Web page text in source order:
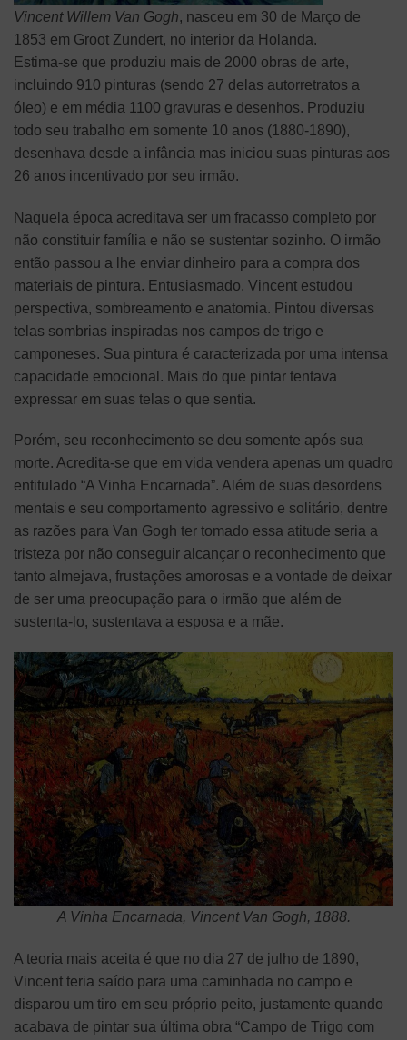
Vincent Willem Van Gogh, nasceu em 30 de Março de
1853 em Groot Zundert, no interior da Holanda.
Estima-se que produziu mais de 2000 obras de arte,
incluindo 910 pinturas (sendo 27 delas autorretratos a
óleo) e em média 1100 gravuras e desenhos. Produziu
todo seu trabalho em somente 10 anos (1880-1890),
desenhava desde a infância mas iniciou suas pinturas aos
26 anos incentivado por seu irmão.
Naquela época acreditava ser um fracasso completo por
não constituir família e não se sustentar sozinho. O irmão
então passou a lhe enviar dinheiro para a compra dos
materiais de pintura. Entusiasmado, Vincent estudou
perspectiva, sombreamento e anatomia. Pintou diversas
telas sombrias inspiradas nos campos de trigo e
camponeses. Sua pintura é caracterizada por uma intensa
capacidade emocional. Mais do que pintar tentava
expressar em suas telas o que sentia.
Porém, seu reconhecimento se deu somente após sua
morte. Acredita-se que em vida vendera apenas um quadro
entitulado “A Vinha Encarnada”. Além de suas desordens
mentais e seu comportamento agressivo e solitário, dentre
as razões para Van Gogh ter tomado essa atitude seria a
tristeza por não conseguir alcançar o reconhecimento que
tanto almejava, frustações amorosas e a vontade de deixar
de ser uma preocupação para o irmão que além de
sustenta-lo, sustentava a esposa e a mãe.
A Vinha Encarnada, Vincent Van Gogh, 1888.
A teoria mais aceita é que no dia 27 de julho de 1890,
Vincent teria saído para uma caminhada no campo e
disparou um tiro em seu próprio peito, justamente quando
acabava de pintar sua última obra “Campo de Trigo com